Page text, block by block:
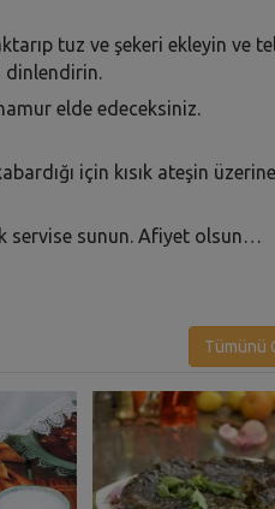
tuz ve şekeri ekleyin ve
dinlendirin.
elde edeceksiniz.
için kısık ateşin üzerine
servise sunun. Afiyet olsun…
Tümünü